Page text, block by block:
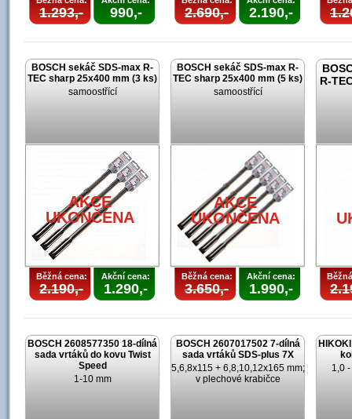
1.293,- 990,- 2.690,- 2.190,-
BOSCH sekáč SDS-max R-
TEC sharp 25x400 mm (3 ks)
samoostřící
AKCE
UKONČENA
Běžná cena:
2.190,-
Akční cena:
1.290,-
BOSCH sekáč SDS-max R-
TEC sharp 25x400 mm (5 ks)
samoostřící
AKCE
UKONČENA
Běžná cena:
3.650,-
Akční cena:
1.990,-
R-
BOSCH 2608577350 18-dílná
sada vrtáků do kovu Twist
Speed
1-10 mm
BOSCH 2607017502 7-dílná
sada vrtáků SDS-plus 7X
5,6,8x115 + 6,8,10,12x165 mm;
v plechové krabičce
1,0